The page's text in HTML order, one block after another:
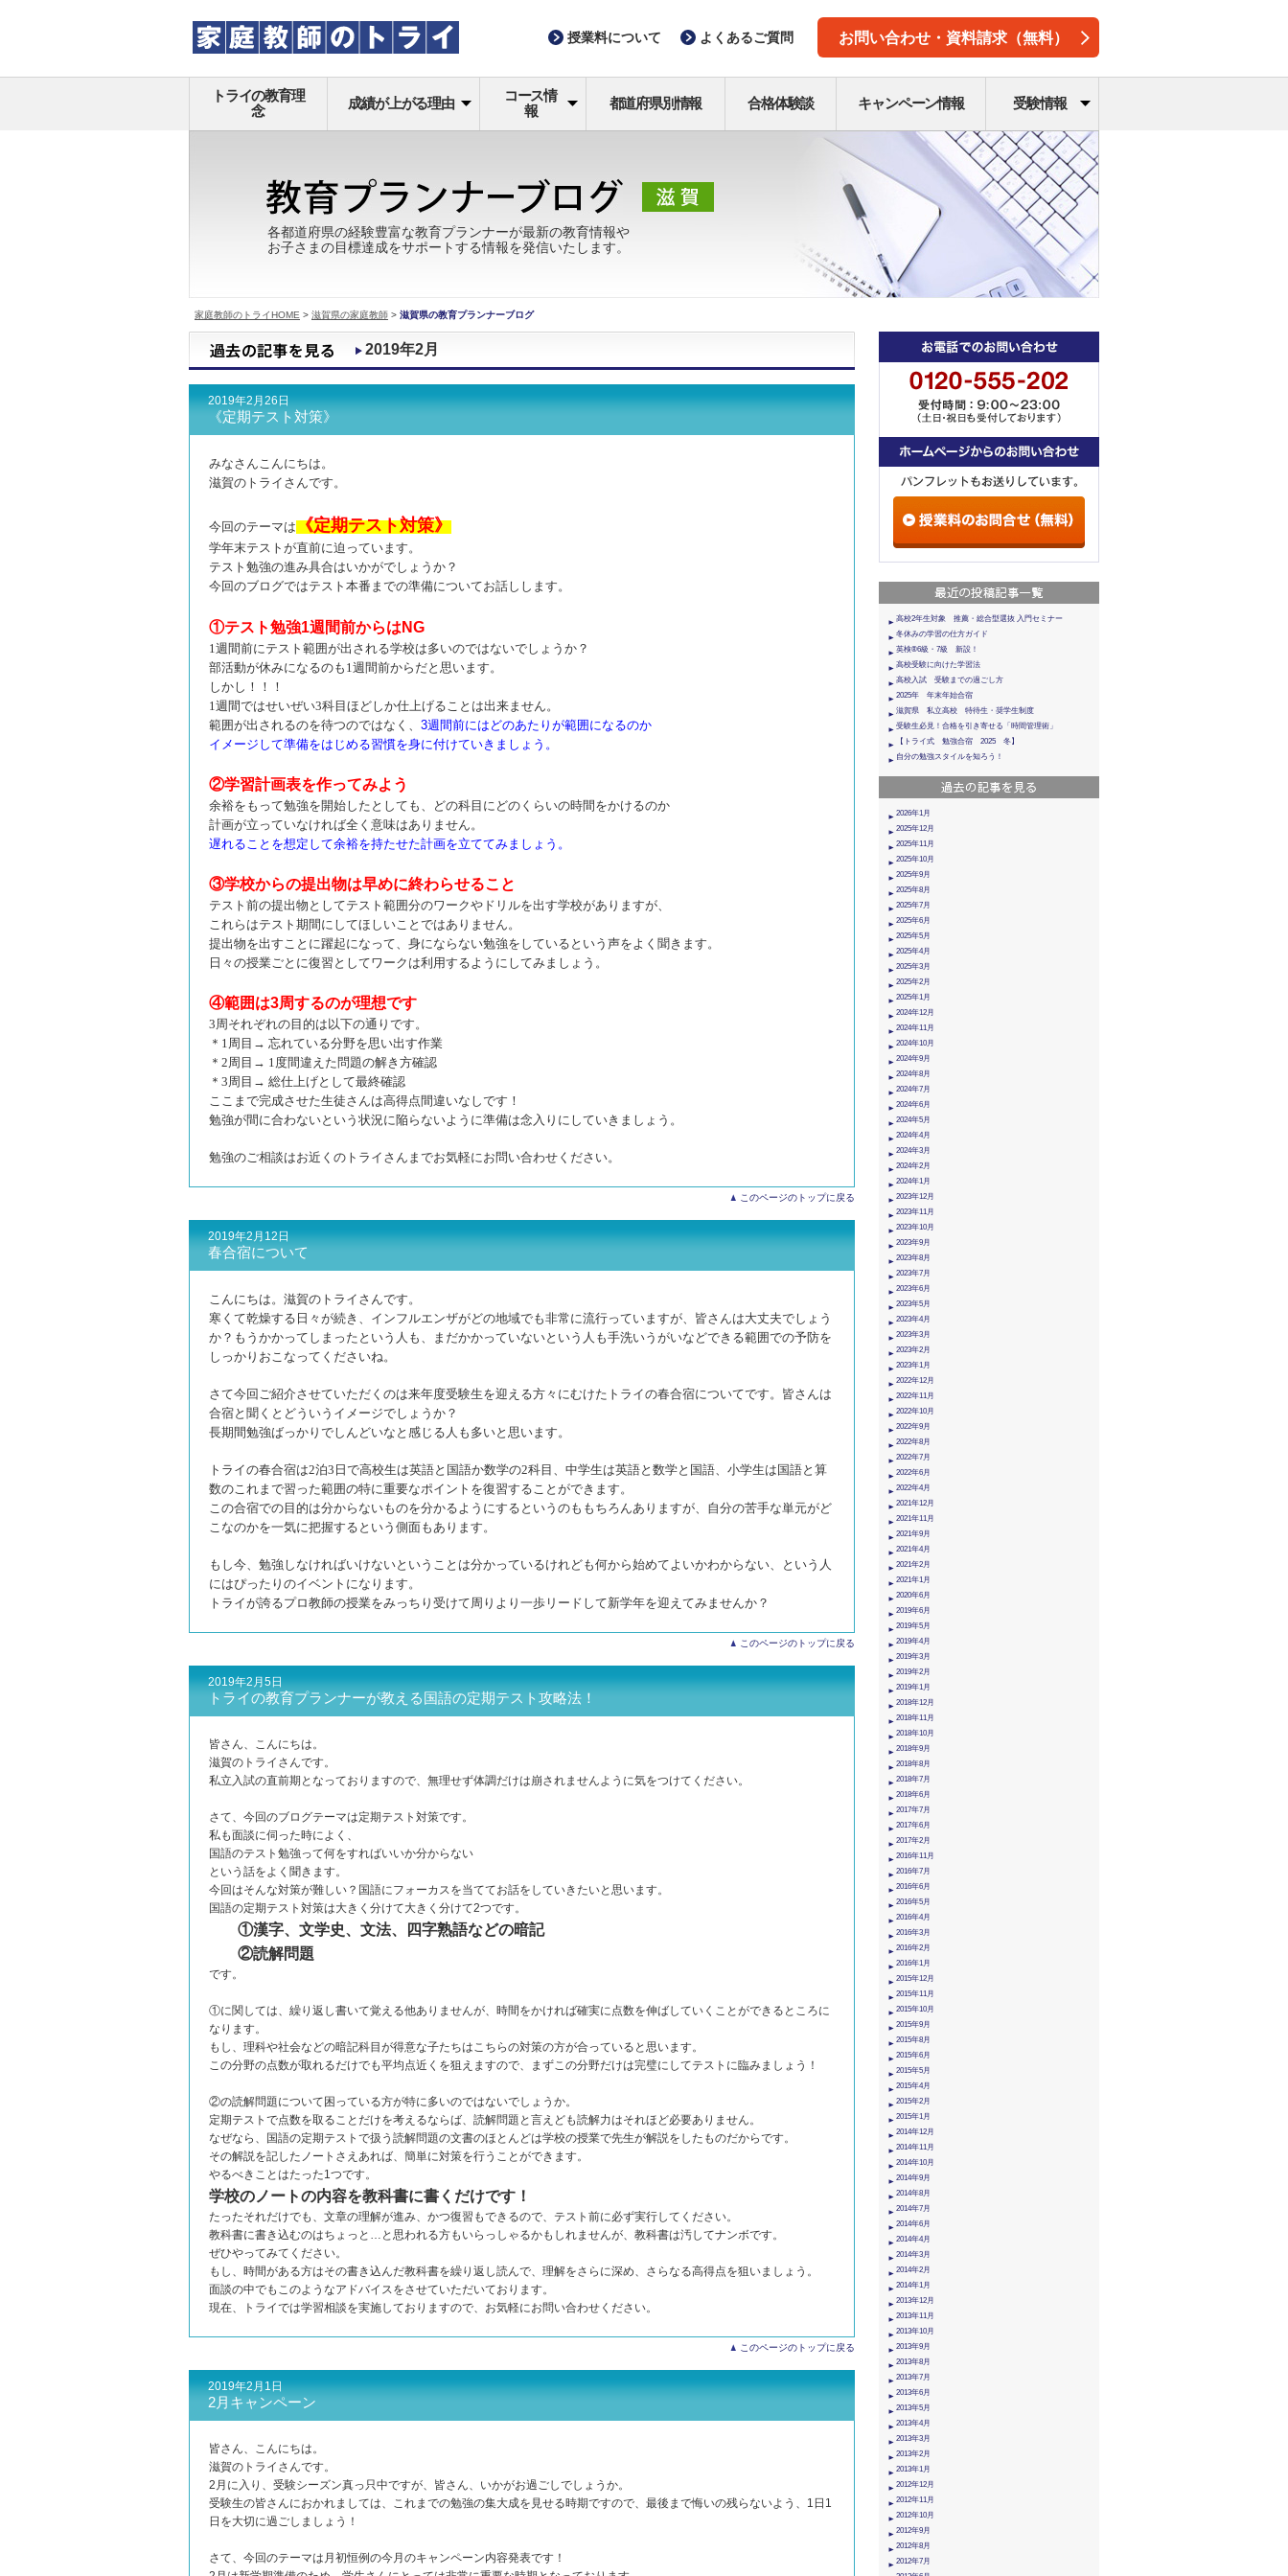
授業料について よくあるご質問 お問い合わせ・資料請求（無料）
トライの教育理
念
成績が上がる理由
コース情
報
都道府県別情報 合格体験談 キャンペーン情報 受験情報
各都道府県の経験豊富な教育プランナーが最新の教育情報や
お子さまの目標達成をサポートする情報を発信いたします。
家庭教師のトライHOME > 滋賀県の家庭教師 > 滋賀県の教育プランナーブログ
2019年2月
2019年2月26日
《定期テスト対策》
みなさんこんにちは。
滋賀のトライさんです。
今回のテーマは《定期テスト対策》
学年末テストが直前に迫っています。
テスト勉強の進み具合はいかがでしょうか？
今回のブログではテスト本番までの準備についてお話しします。
①テスト勉強1週間前からはNG
1週間前にテスト範囲が出される学校は多いのではないでしょうか？
部活動が休みになるのも1週間前からだと思います。
しかし！！！
1週間ではせいぜい3科目ほどしか仕上げることは出来ません。
範囲が出されるのを待つのではなく、 3週間前にはどのあたりが範囲になるのか
イメージして準備をはじめる習慣を身に付けていきましょう。
②学習計画表を作ってみよう
余裕をもって勉強を開始したとしても、どの科目にどのくらいの時間をかけるのか
計画が立っていなければ全く意味はありません。
遅れることを想定して余裕を持たせた計画を立ててみましょう。
③学校からの提出物は早めに終わらせること
テスト前の提出物としてテスト範囲分のワークやドリルを出す学校がありますが、
これらはテスト期間にしてほしいことではありません。
提出物を出すことに躍起になって、身にならない勉強をしているという声をよく聞きます。
日々の授業ごとに復習としてワークは利用するようにしてみましょう。
④範囲は3周するのが理想です
3周それぞれの目的は以下の通りです。
＊1周目 → 忘れている分野を思い出す作業
＊2周目 → 1度間違えた問題の解き方確認
＊3周目 → 総仕上げとして最終確認
ここまで完成させた生徒さんは高得点間違いなしです！
勉強が間に合わないという状況に陥らないように準備は念入りにしていきましょう。
勉強のご相談はお近くのトライさんまでお気軽にお問い合わせください。
このページのトップに戻る
2019年2月12日
春合宿について
こんにちは。滋賀のトライさんです。
寒くて乾燥する日々が続き、インフルエンザがどの地域でも非常に流行っていますが、皆さんは大丈夫でしょう
か？もうかかってしまったという人も、まだかかっていないという人も手洗いうがいなどできる範囲での予防を
しっかりおこなってくださいね。
さて今回ご紹介させていただくのは来年度受験生を迎える方々にむけたトライの春合宿についてです。皆さんは
合宿と聞くとどういうイメージでしょうか？
長期間勉強ばっかりでしんどいなと感じる人も多いと思います。
トライの春合宿は2泊3日で高校生は英語と国語か数学の2科目、中学生は英語と数学と国語、小学生は国語と算
数のこれまで習った範囲の特に重要なポイントを復習することができます。
この合宿での目的は分からないものを分かるようにするというのももちろんありますが、自分の苦手な単元がど
こなのかを一気に把握するという側面もあります。
もし今、勉強しなければいけないということは分かっているけれども何から始めてよいかわからない、という人
にはぴったりのイベントになります。
トライが誇るプロ教師の授業をみっちり受けて周りより一歩リードして新学年を迎えてみませんか？
このページのトップに戻る
2019年2月5日
トライの教育プランナーが教える国語の定期テスト攻略法！
皆さん、こんにちは。
滋賀のトライさんです。
私立入試の直前期となっておりますので、無理せず体調だけは崩されませんように気をつけてください。
さて、今回のブログテーマは定期テスト対策です。
私も面談に伺った時によく、
国語のテスト勉強って何をすればいいか分からない
という話をよく聞きます。
今回はそんな対策が難しい？国語にフォーカスを当ててお話をしていきたいと思います。
国語の定期テスト対策は大きく分けて大きく分けて2つです。
①漢字、文学史、文法、四字熟語などの暗記
②読解問題
です。
①に関しては、繰り返し書いて覚える他ありませんが、時間をかければ確実に点数を伸ばしていくことができるところに
なります。
もし、理科や社会などの暗記科目が得意な子たちはこちらの対策の方が合っていると思います。
この分野の点数が取れるだけでも平均点近くを狙えますので、まずこの分野だけは完璧にしてテストに臨みましょう！
②の読解問題について困っている方が特に多いのではないでしょうか。
定期テストで点数を取ることだけを考えるならば、読解問題と言えども読解力はそれほど必要ありません。
なぜなら、国語の定期テストで扱う読解問題の文書のほとんどは学校の授業で先生が解説をしたものだからです。
その解説を記したノートさえあれば、簡単に対策を行うことができます。
やるべきことはたった1つです。
学校のノートの内容を教科書に書くだけです！
たったそれだけでも、文章の理解が進み、かつ復習もできるので、テスト前に必ず実行してください。
教科書に書き込むのはちょっと…と思われる方もいらっしゃるかもしれませんが、教科書は汚してナンボです。
ぜひやってみてください。
もし、時間がある方はその書き込んだ教科書を繰り返し読んで、理解をさらに深め、さらなる高得点を狙いましょう。
面談の中でもこのようなアドバイスをさせていただいております。
現在、トライでは学習相談を実施しておりますので、お気軽にお問い合わせください。
このページのトップに戻る
2019年2月1日
2月キャンペーン
皆さん、こんにちは。
滋賀のトライさんです。
2月に入り、受験シーズン真っ只中ですが、皆さん、いかがお過ごしでしょうか。
受験生の皆さんにおかれましては、これまでの勉強の集大成を見せる時期ですので、最後まで悔いの残らないよう、1日1
日を大切に過ごしましょう！
さて、今回のテーマは月初恒例の今月のキャンペーン内容発表です！
高校2年生対象 推薦・総合型選抜 入門セミナー
冬休みの学習の仕方ガイド
英検®6級・7級 新設！
高校受験に向けた学習法
高校入試 受験までの過ごし方
2025年 年末年始合宿
滋賀県 私立高校 特待生・奨学生制度
受験生必見！合格を引き寄せる「時間管理術」
【トライ式 勉強合宿 2025 冬】
自分の勉強スタイルを知ろう！
2026年1月
2025年12月
2025年11月
2025年10月
2025年9月
2025年8月
2025年7月
2025年6月
2025年5月
2025年4月
2025年3月
2025年2月
2025年1月
2024年12月
2024年11月
2024年10月
2024年9月
2024年8月
2024年7月
2024年6月
2024年5月
2024年4月
2024年3月
2024年2月
2024年1月
2023年12月
2023年11月
2023年10月
2023年9月
2023年8月
2023年7月
2023年6月
2023年5月
2023年4月
2023年3月
2023年2月
2023年1月
2022年12月
2022年11月
2022年10月
2022年9月
2022年8月
2022年7月
2022年6月
2022年4月
2021年12月
2021年11月
2021年9月
2021年4月
2021年2月
2021年1月
2020年6月
2019年6月
2019年5月
2019年4月
2019年3月
2019年2月
2019年1月
2018年12月
2018年11月
2018年10月
2018年9月
2018年8月
2018年7月
2018年6月
2017年7月
2017年6月
2017年2月
2016年11月
2016年7月
2016年6月
2016年5月
2016年4月
2016年3月
2016年2月
2016年1月
2015年12月
2015年11月
2015年10月
2015年9月
2015年8月
2015年6月
2015年5月
2015年4月
2015年2月
2015年1月
2014年12月
2014年11月
2014年10月
2014年9月
2014年8月
2014年7月
2014年6月
2014年4月
2014年3月
2014年2月
2014年1月
2013年12月
2013年11月
2013年10月
2013年9月
2013年8月
2013年7月
2013年6月
2013年5月
2013年4月
2013年3月
2013年2月
2013年1月
2012年12月
2012年11月
2012年10月
2012年9月
2012年8月
2012年7月